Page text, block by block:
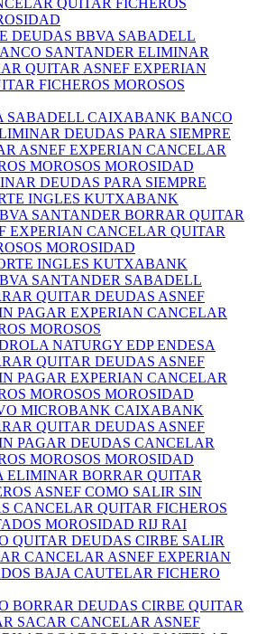
DEUDAS BBVA SABADELL
SANTANDER ELIMINAR
QUITAR ASNEF EXPERIAN
FICHEROS MOROSOS
SABADELL CAIXABANK BANCO
DEUDAS PARA SIEMPRE
ASNEF EXPERIAN CANCELAR
MOROSOS MOROSIDAD
DEUDAS PARA SIEMPRE
INGLES KUTXABANK
SANTANDER BORRAR QUITAR
EXPERIAN CANCELAR QUITAR
MOROSIDAD
INGLES KUTXABANK
SANTANDER SABADELL
QUITAR DEUDAS ASNEF
PAGAR EXPERIAN CANCELAR
MOROSOS
NATURGY EDP ENDESA
QUITAR DEUDAS ASNEF
PAGAR EXPERIAN CANCELAR
MOROSOS MOROSIDAD
MICROBANK CAIXABANK
QUITAR DEUDAS ASNEF
PAGAR DEUDAS CANCELAR
MOROSOS MOROSIDAD
ELIMINAR BORRAR QUITAR
ASNEF COMO SALIR SIN
CANCELAR QUITAR FICHEROS
MOROSIDAD RIJ RAI
QUITAR DEUDAS CIRBE SALIR
CANCELAR ASNEF EXPERIAN
BAJA CAUTELAR FICHERO
BORRAR DEUDAS CIRBE QUITAR
SACAR CANCELAR ASNEF